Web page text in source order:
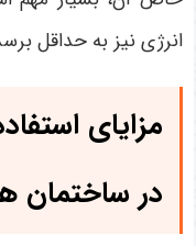
انرژی نیز به حداقل
مزایای
در ساختمان